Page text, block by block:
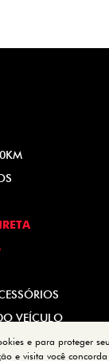
VEÍCULO
e para proteger
e visita você